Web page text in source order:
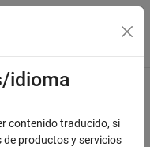
navegación
information?
idioma
contenido traducido, si
de productos y servicios